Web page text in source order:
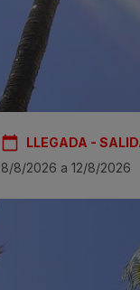
SAN AGUSTÍN
Bull Costa Canaria
PUERTO RICO
Sunset Suites by
LLEGADA -